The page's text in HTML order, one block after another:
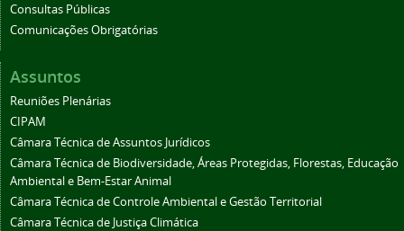
Consultas Públicas
Comunicações Obrigatórias
Assuntos
Reuniões Plenárias
CIPAM
Câmara Técnica de Assuntos Jurídicos
Câmara Técnica de Biodiversidade, Áreas Protegidas, Florestas, Educação
Ambiental e Bem-Estar Animal
Câmara Técnica de Controle Ambiental e Gestão Territorial
Câmara Técnica de Justiça Climática